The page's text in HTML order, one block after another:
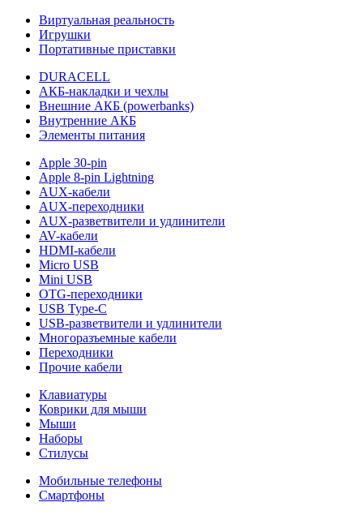
Виртуальная реальность
Игрушки
Портативные приставки
DURACELL
АКБ-накладки и чехлы
Внешние АКБ (powerbanks)
Внутренние АКБ
Элементы питания
Apple 30-pin
Apple 8-pin Lightning
AUX-кабели
AUX-переходники
AUX-разветвители и удлинители
AV-кабели
HDMI-кабели
Micro USB
Mini USB
OTG-переходники
USB Type-C
USB-разветвители и удлинители
Многоразъемные кабели
Переходники
Прочие кабели
Клавиатуры
Коврики для мыши
Мыши
Наборы
Стилусы
Мобильные телефоны
Смартфоны